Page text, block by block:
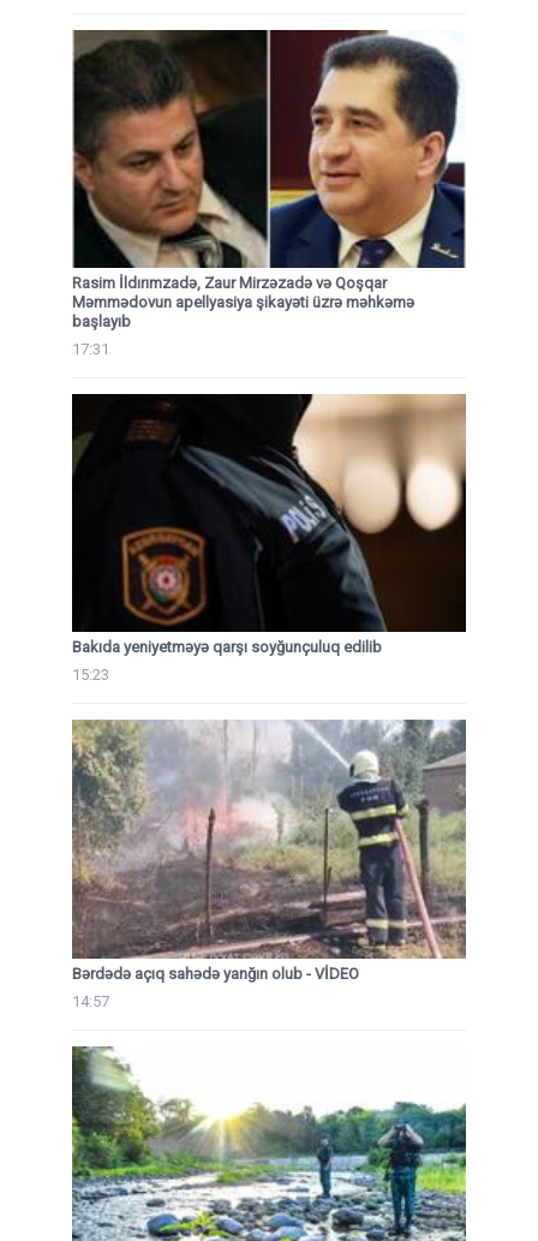
Rasim İldırımzadə, Zaur Mirzəzadə və Qoşqar
Məmmədovun apellyasiya şikayəti üzrə məhkəmə
başlayıb
17:31
Bakıda yeniyetməyə qarşı soyğunçuluq edilib
15:23
Bərdədə açıq sahədə yanğın olub - VİDEO
14:57